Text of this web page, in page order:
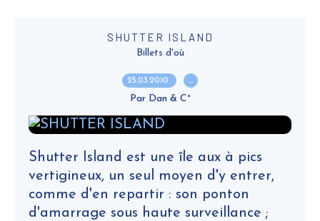
SHUTTER ISLAND
Billets d'où
25.03.2010 …
Par Dan & C°
Shutter Island est une île aux à pics
vertigineux, un seul moyen d'y entrer,
comme d'en repartir : son ponton
d'amarrage sous haute surveillance ;